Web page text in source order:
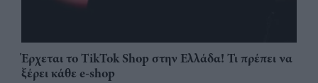
Έρχεται το TikTok Shop στην Ελλάδα! Τι πρέπει να
ξέρει κάθε e-shop